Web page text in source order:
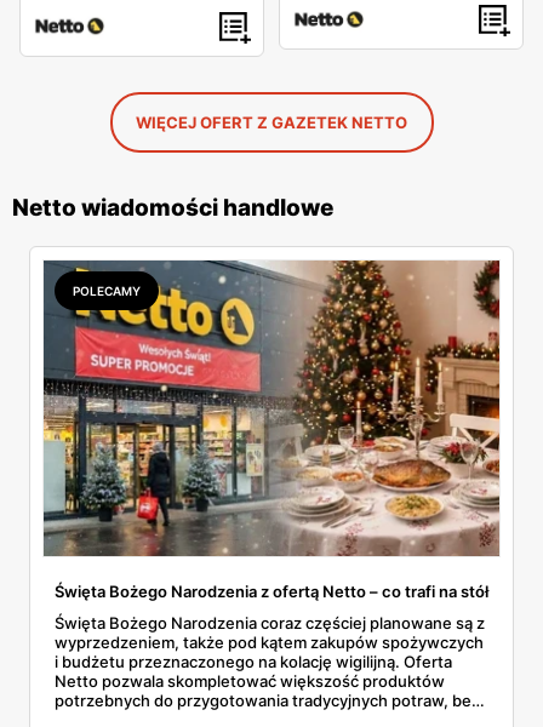
WIĘCEJ OFERT Z GAZETEK NETTO
Netto wiadomości handlowe
POLECAMY
Święta Bożego Narodzenia z ofertą Netto – co trafi na stół
Święta Bożego Narodzenia coraz częściej planowane są z
wyprzedzeniem, także pod kątem zakupów spożywczych
i budżetu przeznaczonego na kolację wigilijną. Oferta
Netto pozwala skompletować większość produktów
potrzebnych do przygotowania tradycyjnych potraw, bez